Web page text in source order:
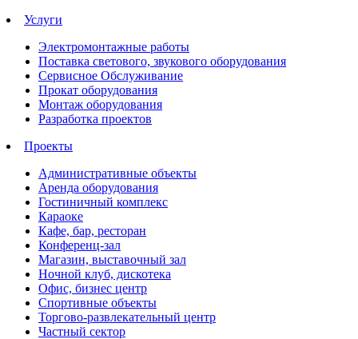
Услуги
Электромонтажные работы
Поставка светового, звукового оборудования
Сервисное Обслуживание
Прокат оборудования
Монтаж оборудования
Разработка проектов
Проекты
Административные объекты
Аренда оборудования
Гостиничный комплекс
Караоке
Кафе, бар, ресторан
Конференц-зал
Магазин, выставочный зал
Ночной клуб, дискотека
Офис, бизнес центр
Спортивные объекты
Торгово-развлекательный центр
Частный сектор